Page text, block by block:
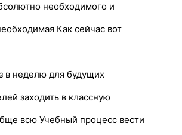
необходимого и
Как сейчас вот
в неделю для будущих
заходить в классную
всю Учебный процесс вести